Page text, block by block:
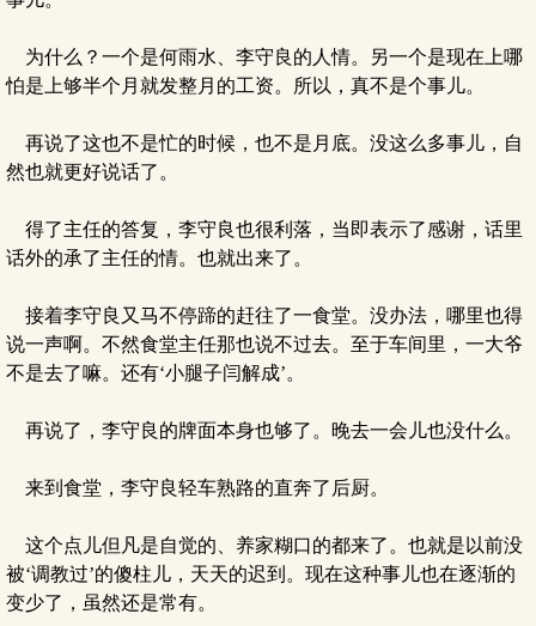
为什么？一个是何雨水、李守良的人情。另一个是现在上哪
怕是上够半个月就发整月的工资。所以，真不是个事儿。
再说了这也不是忙的时候，也不是月底。没这么多事儿，自
然也就更好说话了。
得了主任的答复，李守良也很利落，当即表示了感谢，话里
话外的承了主任的情。也就出来了。
接着李守良又马不停蹄的赶往了一食堂。没办法，哪里也得
说一声啊。不然食堂主任那也说不过去。至于车间里，一大爷
不是去了嘛。还有‘小腿子闫解成’。
再说了，李守良的牌面本身也够了。晚去一会儿也没什么。
来到食堂，李守良轻车熟路的直奔了后厨。
这个点儿但凡是自觉的、养家糊口的都来了。也就是以前没
被‘调教过’的傻柱儿，天天的迟到。现在这种事儿也在逐渐的
变少了，虽然还是常有。